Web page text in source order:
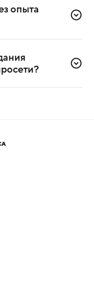
название
опыта
специально для
в высоком
не нужна —
логотипа без